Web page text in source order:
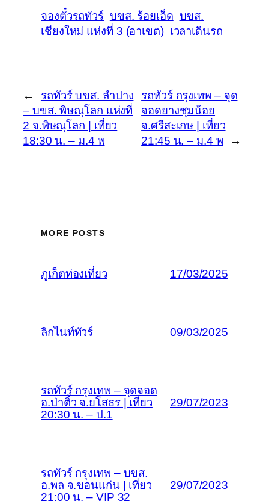
จองตั๋วรถทัวร์ บขส. ร้อยเอ็ด บขส.
เชียงใหม่ แห่งที่ 3 (อาเขต) เวลาเดินรถ
←
รถทัวร์ บขส. ลำปาง
– บขส. พิษณุโลก แห่งที่
2 จ.พิษณุโลก | เที่ยว
18:30 น. – ม.4 พ
รถทัวร์ กรุงเทพ – จุด
จอดยางชุมน้อย
จ.ศรีสะเกษ | เที่ยว
21:45 น. – ม.4 พ
→
MORE POSTS
ภูเก็ตท่องเที่ยว 17/03/2025
ลิกไนท์ทัวร์ 09/03/2025
รถทัวร์ กรุงเทพ – จุดจอด
อ.ป่าติ้ว จ.ยโสธร | เที่ยว
20:30 น. – ป.1
29/07/2023
รถทัวร์ กรุงเทพ – บขส.
อ.พล จ.ขอนแก่น | เที่ยว
21:00 น. – VIP 32
29/07/2023